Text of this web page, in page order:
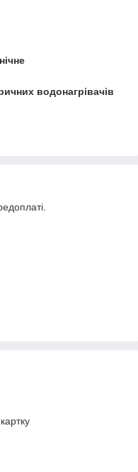
водонагрівачів